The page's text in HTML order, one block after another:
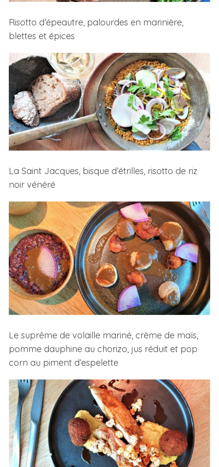
Risotto d’épeautre, palourdes en marinière,
blettes et épices
La Saint Jacques, bisque d’étrilles, risotto de riz
noir vénéré
Le suprême de volaille mariné, crème de maïs,
pomme dauphine au chorizo, jus réduit et pop
corn au piment d’espelette